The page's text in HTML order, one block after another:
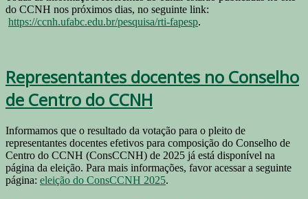
do CCNH nos próximos dias, no seguinte link:
https://ccnh.ufabc.edu.br/pesquisa/rti-fapesp.
Representantes docentes no Conselho
de Centro do CCNH
Informamos que o resultado da votação para o pleito de
representantes docentes efetivos para composição do Conselho de
Centro do CCNH (ConsCCNH) de 2025 já está disponível na
página da eleição. Para mais informações, favor acessar a seguinte
página: eleição do ConsCCNH 2025.